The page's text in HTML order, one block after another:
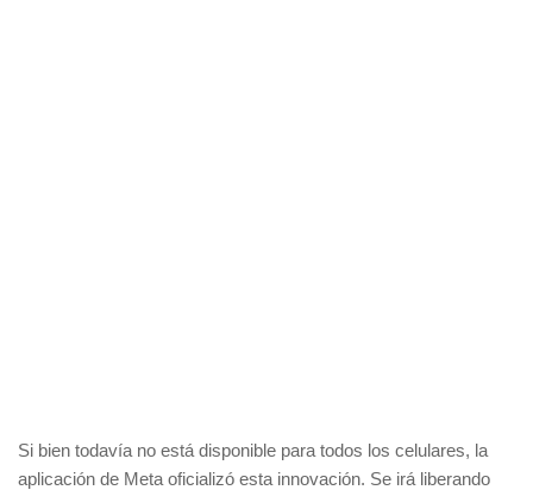
Si bien todavía no está disponible para todos los celulares, la
aplicación de Meta oficializó esta innovación. Se irá liberando